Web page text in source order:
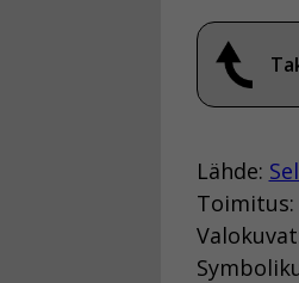
Lähde:
Toimitus: